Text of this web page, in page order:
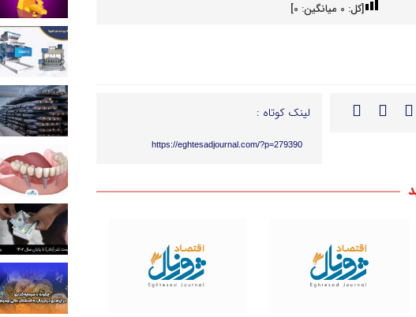
[کل: 0 میانگین: 0
]
لینک کوتاه :
https://eghtesadjournal.com/?p=279390